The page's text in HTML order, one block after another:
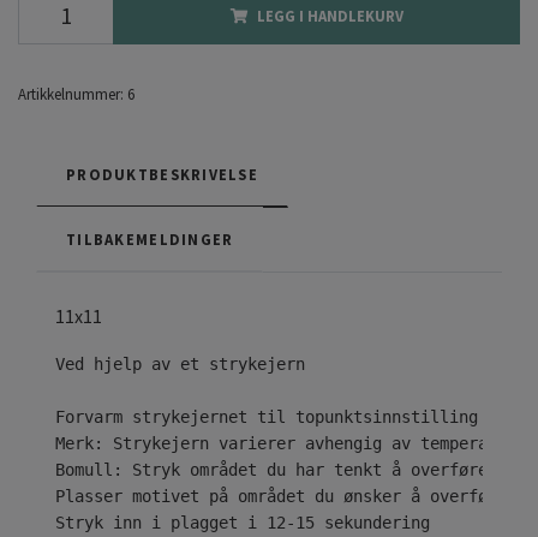
LEGG I HANDLEKURV
Artikkelnummer: 6
PRODUKTBESKRIVELSE
TILBAKEMELDINGER
11x11
Ved hjelp av et strykejern
Forvarm strykejernet til topunktsinnstilling ( • •
Merk: Strykejern varierer avhengig av
Bomull: Stryk området du har tenkt å overføre
Plasser motivet på området du ønsker å overføre
Stryk inn i plagget i 12-15 sekundering